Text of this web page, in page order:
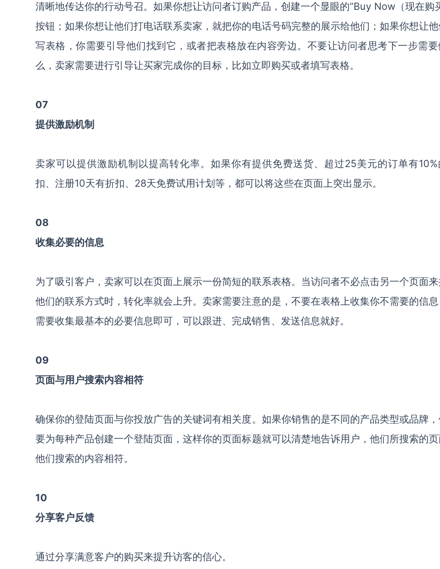
清晰地传达你的行动号召。如果你想让访问者订购产品，创建一个显眼的“Buy Now（现在购
按钮；如果你想让他们打电话联系卖家，就把你的电话号码完整的展示给他们；如果你想让
写表格，你需要引导他们找到它，或者把表格放在内容旁边。不要让访问者思考下一步需
么，卖家需要进行引导让买家完成你的目标，比如立即购买或者填写表格。
07
提供激励机制
卖家可以提供激励机制以提高转化率。如果你有提供免费送货、超过25美元的订单有10%
扣、注册10天有折扣、28天免费试用计划等，都可以将这些在页面上突出显示。
08
收集必要的信息
为了吸引客户，卖家可以在页面上展示一份简短的联系表格。当访问者不必点击另一个页面
他们的联系方式时，转化率就会上升。卖家需要注意的是，不要在表格上收集你不需要的信息
需要收集最基本的必要信息即可，可以跟进、完成销售、发送信息就好。
09
页面与用户搜索内容相符
确保你的登陆页面与你投放广告的关键词有相关度。如果你销售的是不同的产品类型或品牌
要为每种产品创建一个登陆页面，这样你的页面标题就可以清楚地告诉用户，他们所搜索的
他们搜索的内容相符。
10
分享客户反馈
通过分享满意客户的购买来提升访客的信心。